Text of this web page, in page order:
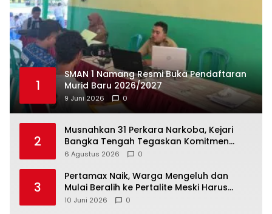
1
SMAN 1 Namang Resmi Buka Pendaftaran
Murid Baru 2026/2027
9 Juni 2026 0
2
Musnahkan 31 Perkara Narkoba, Kejari
Bangka Tengah Tegaskan Komitmen
Berantas Kejahatan Hingga Tuntas
6 Agustus 2026 0
3
‎Pertamax Naik, Warga Mengeluh dan
Mulai Beralih ke Pertalite Meski Harus
10 Juni 2026 0